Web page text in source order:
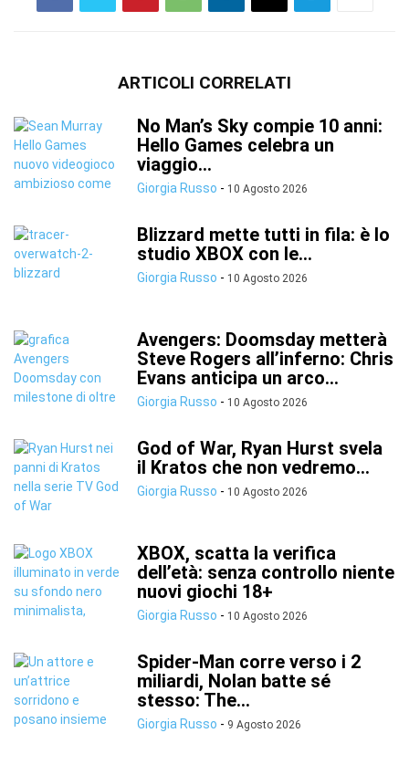
ARTICOLI CORRELATI
No Man’s Sky compie 10 anni:
Hello Games celebra un
viaggio...
Giorgia Russo - 10 Agosto 2026
Blizzard mette tutti in fila: è lo
studio XBOX con le...
Giorgia Russo - 10 Agosto 2026
Avengers: Doomsday metterà
Steve Rogers all’inferno: Chris
Evans anticipa un arco...
Giorgia Russo - 10 Agosto 2026
God of War, Ryan Hurst svela
il Kratos che non vedremo...
Giorgia Russo - 10 Agosto 2026
XBOX, scatta la verifica
dell’età: senza controllo niente
nuovi giochi 18+
Giorgia Russo - 10 Agosto 2026
Spider-Man corre verso i 2
miliardi, Nolan batte sé
stesso: The...
Giorgia Russo - 9 Agosto 2026